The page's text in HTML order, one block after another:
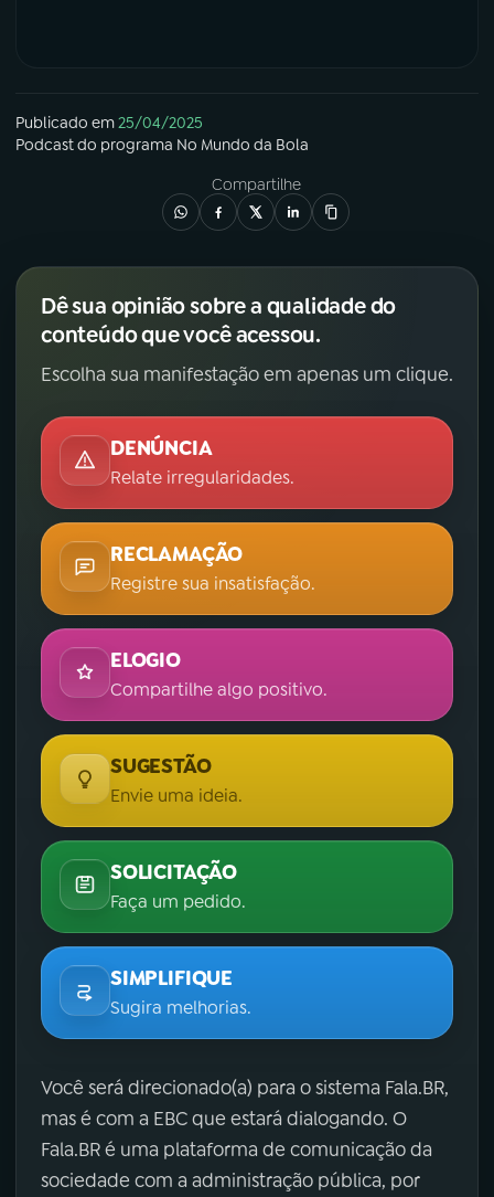
Publicado em25/04/2025
Podcastdo programa No Mundo da Bola
Compartilhe
Dê sua opinião sobre a qualidade do
conteúdo que você acessou.
Escolha sua manifestação em apenas um clique.
DENÚNCIA
Relate irregularidades.
RECLAMAÇÃO
Registre sua insatisfação.
ELOGIO
Compartilhe algo positivo.
SUGESTÃO
Envie uma ideia.
SOLICITAÇÃO
Faça um pedido.
SIMPLIFIQUE
Sugira melhorias.
Você será direcionado(a) para o sistema Fala.BR,
mas é com a EBC que estará dialogando. O
Fala.BR é uma plataforma de comunicação da
sociedade com a administração pública, por